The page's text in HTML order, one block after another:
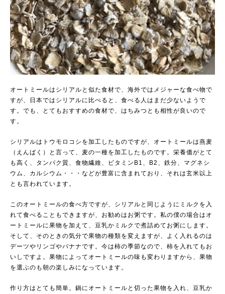
オートミールはシリアルと似た食材で、海外ではメジャーな食べ物で
すが、日本ではシリアルに比べると、食べる人はまだ少ないようで
す。でも、とてもおすすめの食材で、はちみつとも相性が良いので
す。
シリアルはトウモロコシを加工したものですが、オートミールは燕麦
（えんばく）と言って、麦の一種を加工したものです。栄養価がとて
も高く、タンパク質、食物繊維、ビタミンB1、B2、鉄分、マグネシ
ウム、カルシウム・・・などが豊富に含まれており、それは玄米以上
とも言われています。
このオートミールの食べ方ですが、シリアルと同じようにミルクを入
れて食べることもできますが、お勧めはお粥です。私の僕の場合はオ
ートミールに果物を加えて、豆乳かミルクで煮詰めてお粥にします。
そして、そのときの気分で果物の種類を変えますが、よく入れるのは
デーツやリンゴやバナナです。今は柿の季節なので、柿を入れてもお
いしですよ。果物によってオートミールの味も変わりますから、果物
を選ぶのも朝の楽しみになっています。
作り方はとても簡単。鍋にオートミールと切った果物を入れ、豆乳か